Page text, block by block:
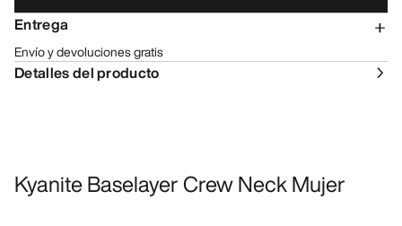
Entrega
Envío y devoluciones gratis
Detalles del producto
Kyanite Baselayer Crew Neck Mujer